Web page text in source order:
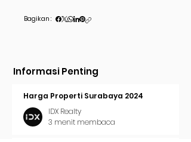
Bagikan :
Informasi Penting
Harga Properti Surabaya 2024
IDX Realty
3 menit membaca